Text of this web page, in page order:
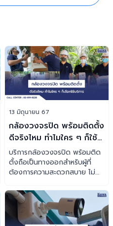
13 มิถุนายน 67
กล้องวงจรปิด พร้อมติดตั้ง
ดีจริงไหม ทำไมใคร ๆ ก็ใช้
บริการ
บริการกล้องวงจรปิด พร้อมติด
ตั้งถือเป็นทางออกสำหรับผู้ที่
ต้องการความสะดวกสบาย ไม่
เราไหม ว่าแต่บริการนี้ดีอย่างไร
เราจะมาเล่าให้ฟัง